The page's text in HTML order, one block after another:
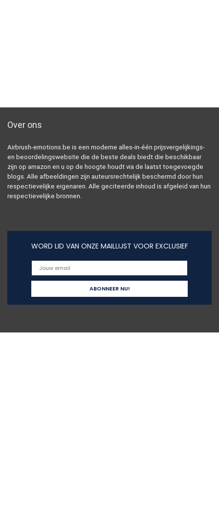
Over ons
Airbrush-emotions.be is een moderne alles-in-één prijsvergelijkings-
en beoordelingswebsite die de beste deals biedt die beschikbaar
zijn op amazon en u op de hoogte houdt via de laatst toegevoegde
blogs. Alle afbeeldingen zijn auteursrechtelijk beschermd door hun
respectievelijke eigenaren. Alle geciteerde inhoud is afgeleid van hun
respectievelijke bronnen.
WORD LID VAN ONZE MAILLIJST VOOR EXCLUSIEF